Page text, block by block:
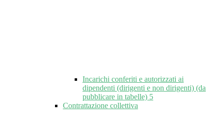
Incarichi conferiti e autorizzati ai
dipendenti (dirigenti e non dirigenti) (da
pubblicare in tabelle) 5
Contrattazione collettiva